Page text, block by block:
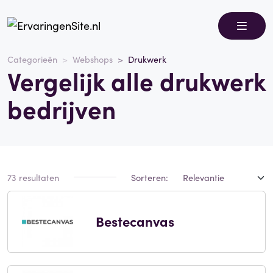
Categorieën Webshops Drukwerk
Vergelijk alle drukwerk
bedrijven
73 resultaten Sorteren:
Bestecanvas